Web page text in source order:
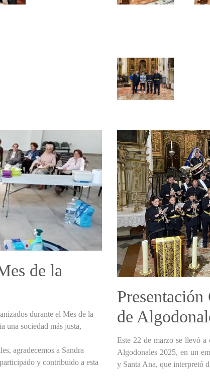
de la
durante el Mes de la
una sociedad más justa,
agradecemos a Sandra
y contribuido a esta
Presentación
de
Este 22 de marzo se llevó a
Algodonales 2025, en un
y Santa Ana, que interpretó